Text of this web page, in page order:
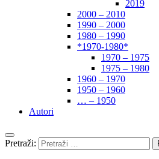
2019
2000 – 2010
1990 – 2000
1980 – 1990
*1970-1980*
1970 – 1975
1975 – 1980
1960 – 1970
1950 – 1960
… – 1950
Autori
Pretraži: